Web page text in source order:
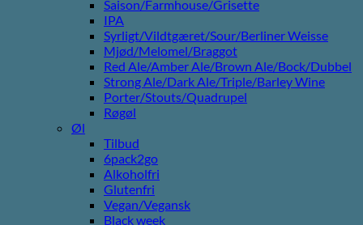
Saison/Farmhouse/Grisette
IPA
Syrligt/Vildtgæret/Sour/Berliner Weisse
Mjød/Melomel/Braggot
Red Ale/Amber Ale/Brown Ale/Bock/Dubbel
Strong Ale/Dark Ale/Triple/Barley Wine
Porter/Stouts/Quadrupel
Røgøl
Øl
Tilbud
6pack2go
Alkoholfri
Glutenfri
Vegan/Vegansk
Black week